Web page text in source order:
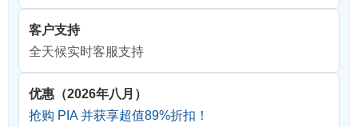
客户支持
全天候实时客服支持
优惠（2026年八月）
抢购 PIA 并获享超值89%折扣！